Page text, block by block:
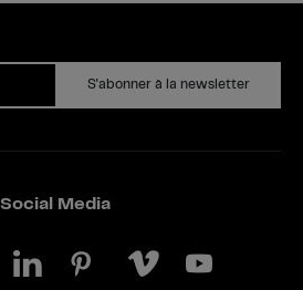
S'abonner à la newsletter
Social Media